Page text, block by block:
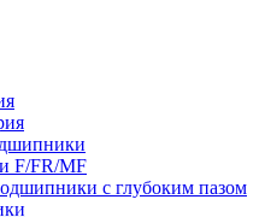
F/FR/MF
с глубоким пазом